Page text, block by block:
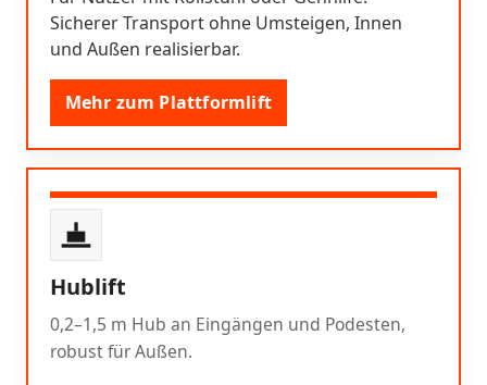
Sicherer Transport ohne Umsteigen, Innen
und Außen realisierbar.
Mehr zum Plattformlift
Hublift
0,2–1,5 m Hub an Eingängen und Podesten,
robust für Außen.